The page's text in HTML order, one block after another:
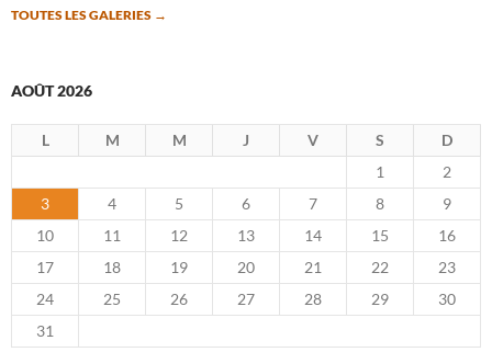
TOUTES LES GALERIES →
AOÛT 2026
L M M J V S
D
1
2
3
4 5 6 7 8
9
10
11 12 13 14 15
16
17
18 19 20 21 22
23
24
25 26 27 28 29
30
31